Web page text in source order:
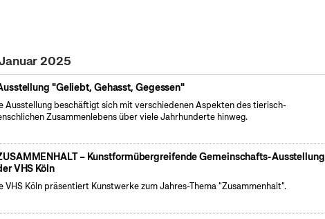
2025
"Geliebt, Gehasst, Gegessen"
Ausstellung beschäftigt sich mit verschiedenen Aspekten des tierisch-
Zusammenlebens über viele Jahrhunderte hinweg.
– Kunstformübergreifende Gemeinschafts-Ausstellung
VHS Köln
VHS Köln präsentiert Kunstwerke zum Jahres-Thema "Zusammenhalt".